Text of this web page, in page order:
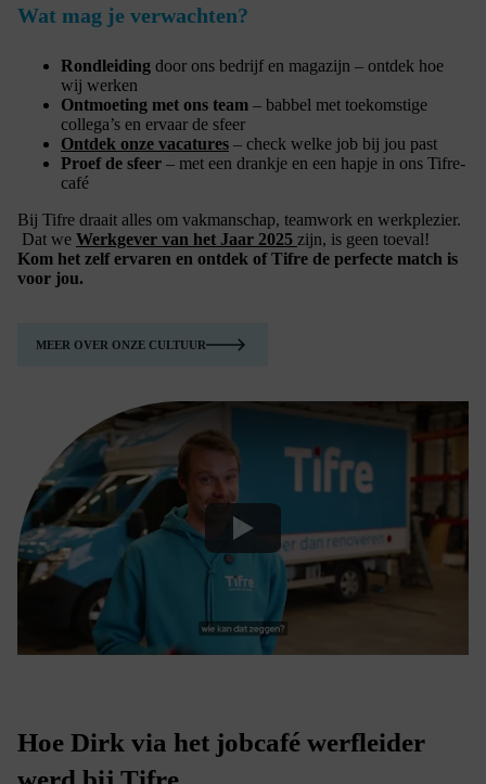
Wat mag je verwachten?
Rondleiding door ons bedrijf en magazijn – ontdek hoe
wij werken
Ontmoeting met ons team – babbel met toekomstige
collega’s en ervaar de sfeer
Ontdek onze vacatures – check welke job bij jou past
Proef de sfeer – met een drankje en een hapje in ons Tifre-
café
Bij Tifre draait alles om vakmanschap, teamwork en werkplezier.
Dat we Werkgever van het Jaar 2025 zijn, is geen toeval!
Kom het zelf ervaren en ontdek of Tifre de perfecte match is
voor jou.
MEER OVER ONZE CULTUUR
Hoe Dirk via het jobcafé werfleider